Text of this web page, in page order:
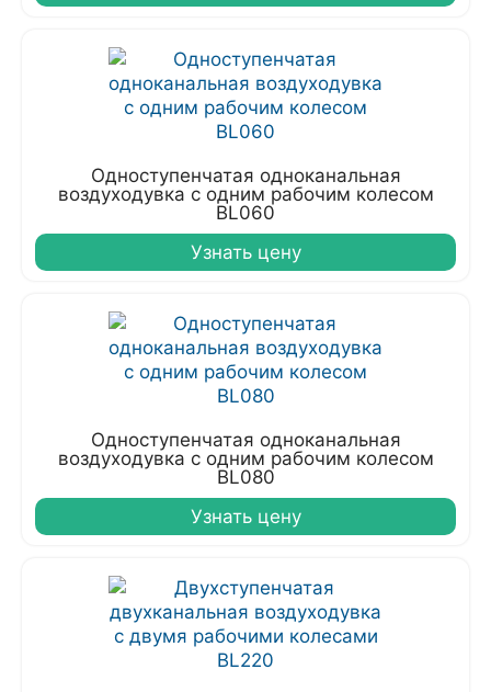
Одноступенчатая одноканальная
воздуходувка с одним рабочим колесом
BL060
Узнать цену
Одноступенчатая одноканальная
воздуходувка с одним рабочим колесом
BL080
Узнать цену